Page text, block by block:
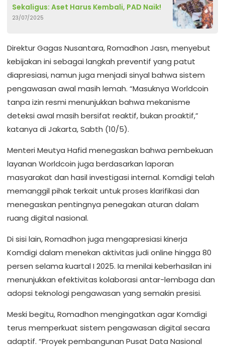
Sekaligus: Aset Harus Kembali, PAD Naik!
23/07/2025
Direktur Gagas Nusantara, Romadhon Jasn, menyebut
kebijakan ini sebagai langkah preventif yang patut
diapresiasi, namun juga menjadi sinyal bahwa sistem
pengawasan awal masih lemah. “Masuknya Worldcoin
tanpa izin resmi menunjukkan bahwa mekanisme
deteksi awal masih bersifat reaktif, bukan proaktif,”
katanya di Jakarta, Sabth (10/5).
Menteri Meutya Hafid menegaskan bahwa pembekuan
layanan Worldcoin juga berdasarkan laporan
masyarakat dan hasil investigasi internal. Komdigi telah
memanggil pihak terkait untuk proses klarifikasi dan
menegaskan pentingnya penegakan aturan dalam
ruang digital nasional.
Di sisi lain, Romadhon juga mengapresiasi kinerja
Komdigi dalam menekan aktivitas judi online hingga 80
persen selama kuartal I 2025. Ia menilai keberhasilan ini
menunjukkan efektivitas kolaborasi antar-lembaga dan
adopsi teknologi pengawasan yang semakin presisi.
Meski begitu, Romadhon mengingatkan agar Komdigi
terus memperkuat sistem pengawasan digital secara
adaptif. “Proyek pembangunan Pusat Data Nasional